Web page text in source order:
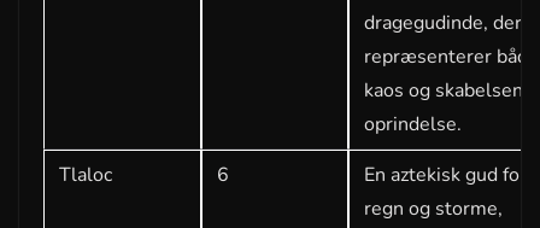
dragegudinde, der
repræsenterer både
kaos og skabelsens
oprindelse.
Tlaloc
6
En aztekisk gud for
regn og storme,